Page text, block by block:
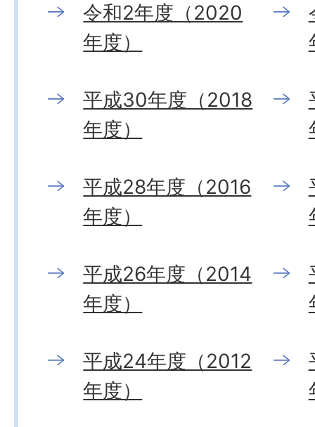
令和2年度（2020
年度）
平成30年度（2018
年度）
平成28年度（2016
年度）
平成26年度（2014
年度）
平成24年度（2012
年度）